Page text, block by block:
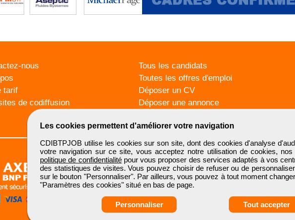
Les cookies permettent d'améliorer votre navigation
CDIBTPJOB utilise les cookies sur son site, dont des cookies d'analyse
votre navigation sur ce site, vous acceptez notre utilisation de cookies, nos
politique de confidentialitépour vous proposer des services adaptés à vos
des statistiques de visites. Vous pouvez choisir de refuser ou de
sur le bouton "Personnaliser". Par ailleurs, vous pouvez à tout moment
"Paramètres des cookies" situé en bas de page.
Personnaliser Tout accepter
nous
tarif
de codiffusion
Tous les candidats
Toutes les offres d'emploi
Déposer un CV
Déposer une annonce